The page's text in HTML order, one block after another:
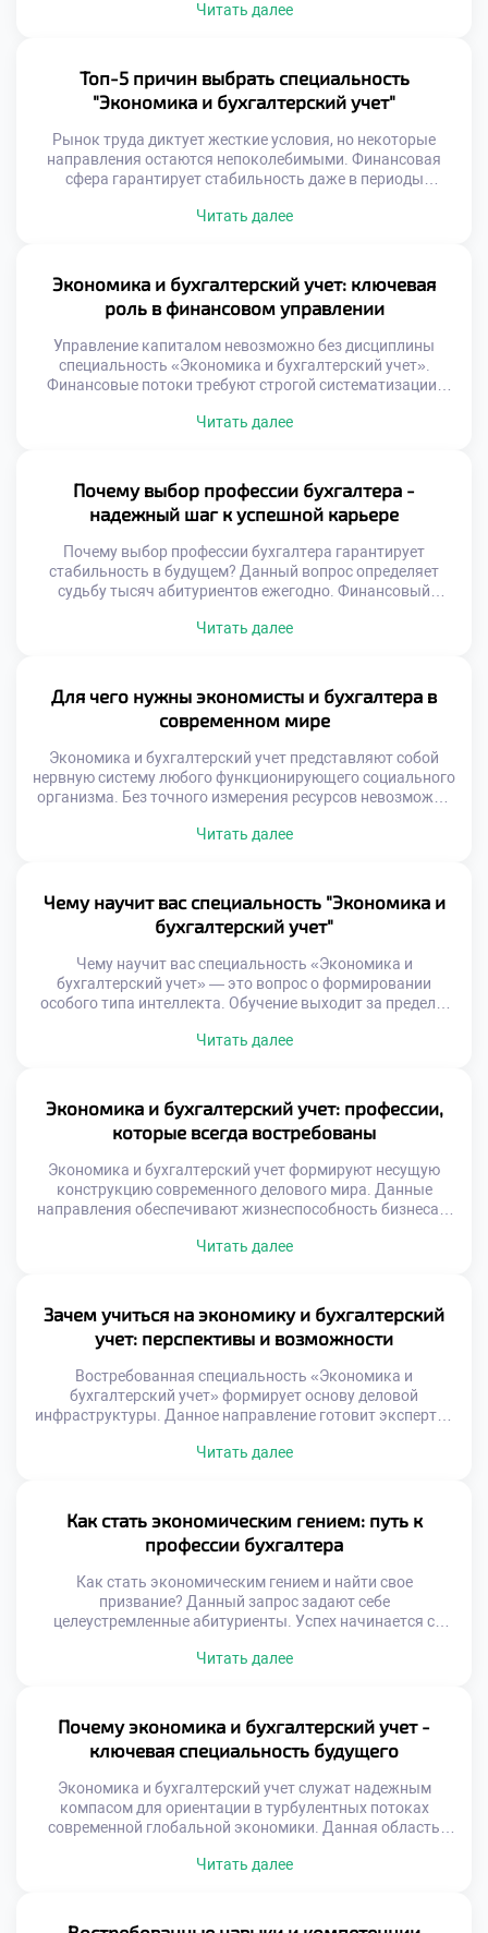
формирует иммунитет к хаосу внешней среды. Мир
теряют свою эффективность. Только системное
образование дает ключи к пониманию скрытых
механизмов […]
Читать далее
Топ-5 причин выбрать специальность
"Экономика и бухгалтерский учет"
Рынок труда диктует жесткие условия, но некоторые
направления остаются непоколебимыми. Финансовая
сфера гарантирует стабильность даже в периоды
качество жизни на десятилетия вперед. Многие
текущие тренды, но и долгосрочные перспективы.
Грамотный подход к выбору специальности экономит
время и ресурсы. Ниже […]
Читать далее
Экономика и бухгалтерский учет: ключевая
роль в финансовом управлении
Управление капиталом невозможно без дисциплины
специальность «Экономика и бухгалтерский учет».
Финансовые потоки требуют строгой систематизации.
решения опираются на факты. Хаос в документах
отражает здоровье организации. Отчетность показывает
истинную эффективность. Грамотный учет
предотвращает банкротство. Экономический анализ
выявляет скрытые […]
Читать далее
Почему выбор профессии бухгалтера -
надежный шаг к успешной карьере
Почему выбор профессии бухгалтера гарантирует
стабильность в будущем? Данный вопрос определяет
судьбу тысяч абитуриентов ежегодно. Финансовый
кризисов. Учетные кадры нужны всегда и везде.
Цифры обретают смысл лишь через экспертный взгляд.
Надежность этой специальности проверена
десятилетиями. Рынок […]
Читать далее
Для чего нужны экономисты и бухгалтера в
современном мире
Экономика и бухгалтерский учет представляют собой
нервную систему любого функционирующего социального
организма. Без точного измерения ресурсов невозможно
обмена. Эти профессии обеспечивают саму возможность
механической фиксации операций. На самом деле
специалисты создают информационную модель
реальности для принятия решений. Именно […]
Читать далее
Чему научит вас специальность "Экономика и
бухгалтерский учет"
Чему научит вас специальность «Экономика и
бухгалтерский учет» — это вопрос о формировании
особого типа интеллекта. Обучение выходит за пределы
Студент обретает способность структурировать
личностной зрелости и ответственности. Молодой
человек учится принимать взвешенные решения на
основе достоверных фактов. Навык […]
Читать далее
Экономика и бухгалтерский учет: профессии,
которые всегда востребованы
Экономика и бухгалтерский учет формируют несущую
конструкцию современного делового мира. Данные
направления обеспечивают жизнеспособность бизнеса и
квалифицированных кадров невозможно представить
трансформирует методы работы, но не снижает ценность
человеческих компетенций. Цифровые инструменты
берут на себя рутинные вычисления, оставляя людям
аналитические задачи. Работодатели ищут сотрудников,
[…]
Читать далее
Зачем учиться на экономику и бухгалтерский
учет: перспективы и возможности
Востребованная специальность «Экономика и
бухгалтерский учет» формирует основу деловой
инфраструктуры. Данное направление готовит экспертов
теряет управляемость. Учетные данные отражают
специалисты обеспечивают прозрачность операций.
Финансовая дисциплина начинается с
квалифицированных кадров. Рынок нуждается в
подготовленных практиках. Образование задает
стандарты профессионализма. Абитуриенты […]
Читать далее
Как стать экономическим гением: путь к
профессии бухгалтера
Как стать экономическим гением и найти свое
призвание? Данный запрос задают себе
целеустремленные абитуриенты. Успех начинается с
требует не просто вычислений. Здесь необходим глубокий
проявляется в безупречной системности. Специалист
видит за цифрами живые процессы. Именно такое
восприятие создает настоящего мастера. Обычный
исполнитель […]
Читать далее
Почему экономика и бухгалтерский учет -
ключевая специальность будущего
Экономика и бухгалтерский учет служат надежным
компасом для ориентации в турбулентных потоках
современной глобальной экономики. Данная область
жизни организаций. Теперь это интеллектуальная
новые правила игры для финансовых специалистов и
Читать далее